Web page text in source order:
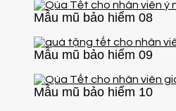
Mẫu mũ bảo hiểm 08
Mẫu mũ bảo hiểm 09
Mẫu mũ bảo hiểm 10